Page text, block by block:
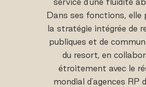
Dans ses fonctions, elle
la stratégie intégrée de
publiques et de
du resort, en
étroitement avec le
mondial d'agences RP